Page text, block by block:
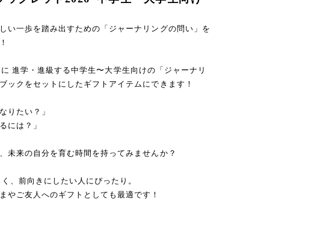
い一歩を踏み出すための「ジャーナリングの問い」を
進学・進級する中学生〜大学生向けの「ジャーナリ
ックをセットにしたギフトアイテムにできます！
りたい？」
には？」
未来の自分を育む時間を持ってみませんか？
、前向きにしたい人にぴったり。
やご友人へのギフトとしても最適です！